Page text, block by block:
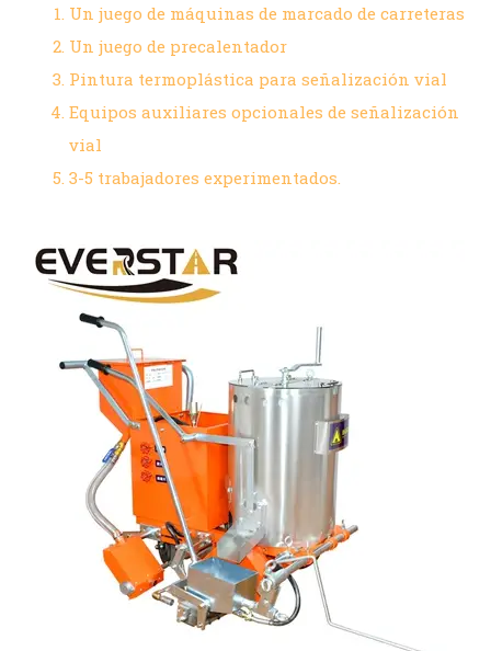
Un juego de máquinas de marcado de carreteras
Un juego de precalentador
Pintura termoplástica para señalización vial
Equipos auxiliares opcionales de señalización
vial
3-5 trabajadores experimentados.